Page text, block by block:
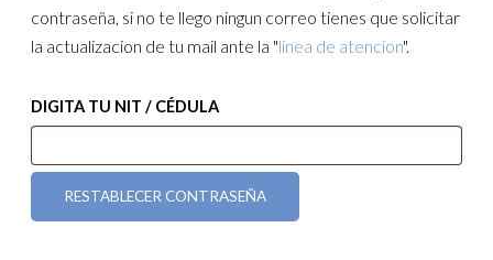
contraseña, si no te llego ningun correo tienes que solicitar
la actualizacion de tu mail ante la "linea de atencion".
DIGITA TU NIT / CÉDULA
RESTABLECER CONTRASEÑA